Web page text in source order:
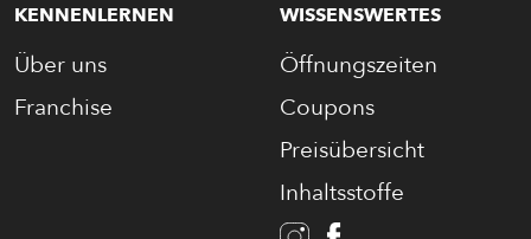
KENNENLERNEN
Über uns
Franchise
WISSENSWERTES
Öffnungszeiten
Coupons
Preisübersicht
Inhaltsstoffe